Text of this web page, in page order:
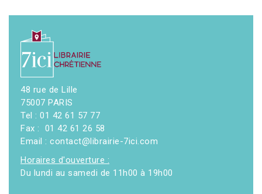
48 rue de Lille
75007 PARIS
Tel : 01 42 61 57 77
Fax : 01 42 61 26 58
Email : contact@librairie-7ici.com
Horaires d'ouverture :
Du lundi au samedi de 11h00 à 19h00